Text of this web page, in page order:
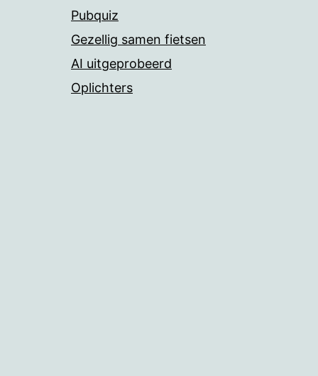
Pubquiz
Gezellig samen fietsen
AI uitgeprobeerd
Oplichters